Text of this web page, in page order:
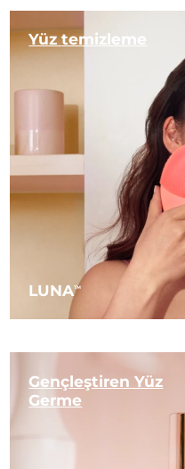
LUNATM
Yüztemizleme
Gençleştiren Yüz
Germe